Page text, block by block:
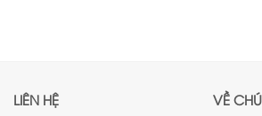
LIÊN HỆ VỀ